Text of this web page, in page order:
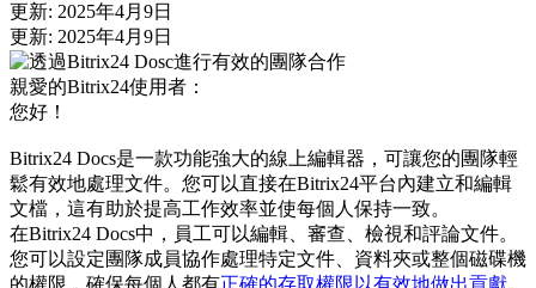
更新: 2025年4月9日
更新: 2025年4月9日
親愛的Bitrix24使用者：
您好！
Bitrix24 Docs是一款功能強大的線上編輯器，可讓您的團隊輕
鬆有效地處理文件。您可以直接在Bitrix24平台內建立和編輯
文檔，這有助於提高工作效率並使每個人保持一致。
在Bitrix24 Docs中，員工可以編輯、審查、檢視和評論文件。
您可以設定團隊成員協作處理特定文件、資料夾或整個磁碟機